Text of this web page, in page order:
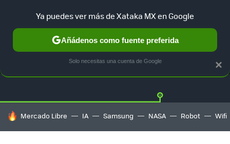
GUÍA DE COMPRAS MERCADO LIBRE
HOY SE HABLA DE
Mercado Libre IA Samsung NASA Robot Wifi
×
Ya puedes ver más de Xataka MX en Google
Añádenos como fuente preferida
Solo necesitas una cuenta de Google